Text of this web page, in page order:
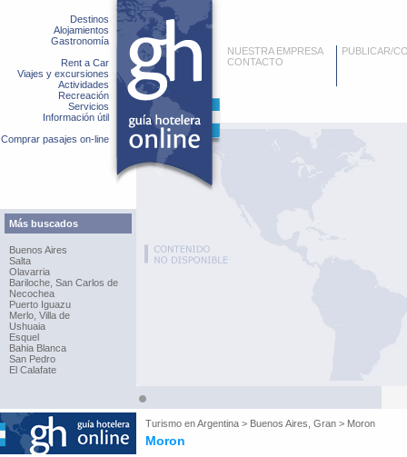
Destinos
Alojamientos
Gastronomía
Rent a Car
Viajes y excursiones
Actividades
Recreación
Servicios
Información útil
Comprar pasajes on-line
Más buscados
Buenos Aires
Salta
Olavarria
Bariloche, San Carlos de
Necochea
Puerto Iguazu
Merlo, Villa de
Ushuaia
Esquel
Bahia Blanca
San Pedro
El Calafate
NUESTRA EMPRESA
CONTACTO
PUBLICAR/
Turismo enArgentina > Buenos Aires, Gran > Moron
Moron